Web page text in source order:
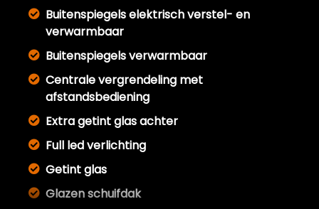
Buitenspiegels elektrisch verstel- en
verwarmbaar
Buitenspiegels verwarmbaar
Centrale vergrendeling met
afstandsbediening
Extra getint glas achter
Full led verlichting
Getint glas
Glazen schuifdak